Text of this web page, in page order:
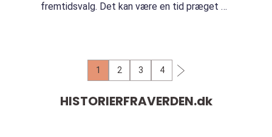
fremtidsvalg. Det kan være en tid præget af
1 2 3 4
HISTORIERFRAVERDEN.dk